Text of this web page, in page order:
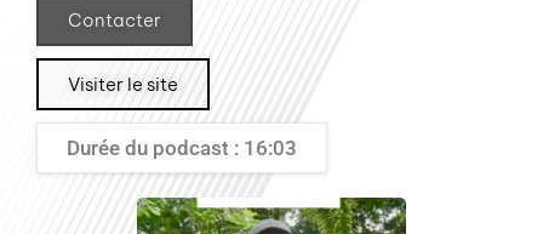
Contacter
Visiter le site
Durée du podcast : 16:03